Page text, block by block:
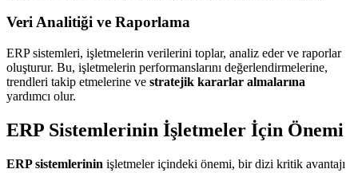
Veri Analitiği ve Raporlama
ERP sistemleri, işletmelerin verilerini toplar, analiz eder ve raporlar
oluşturur. Bu, işletmelerin performanslarını değerlendirmelerine,
trendleri takip etmelerine ve stratejik kararlar almalarına
yardımcı olur.
ERP Sistemlerinin İşletmeler İçin Önemi
ERP sistemlerinin işletmeler içindeki önemi, bir dizi kritik avantajı